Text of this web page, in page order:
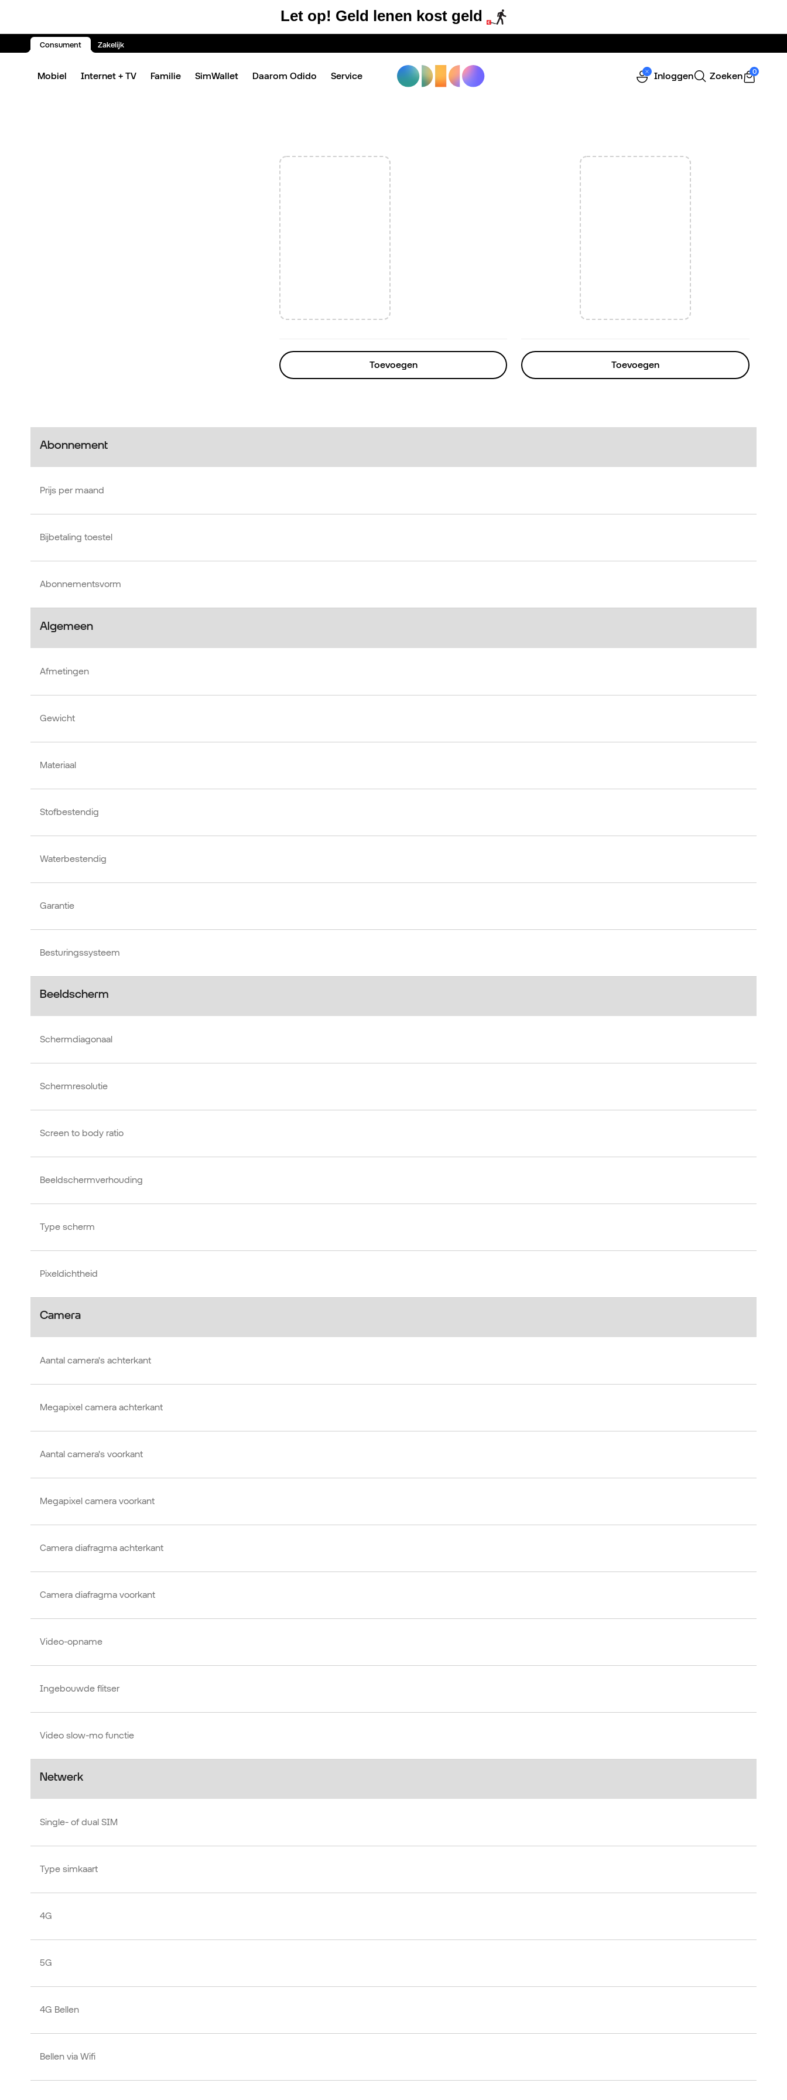
Let op! Geld lenen kost geld
Consument Zakelijk
Mobiel Internet + TV Familie SimWallet Daarom Odido Service Inloggen Zoeken 0
Toevoegen Toevoegen
Abonnement
Prijs per maand
Bijbetaling toestel
Abonnementsvorm
Algemeen
Afmetingen
Gewicht
Materiaal
Stofbestendig
Waterbestendig
Garantie
Besturingssysteem
Beeldscherm
Schermdiagonaal
Schermresolutie
Screen to body ratio
Beeldschermverhouding
Type scherm
Pixeldichtheid
Camera
Aantal camera's achterkant
Megapixel camera achterkant
Aantal camera's voorkant
Megapixel camera voorkant
Camera diafragma achterkant
Camera diafragma voorkant
Video-opname
Ingebouwde flitser
Video slow-mo functie
Netwerk
Single- of dual SIM
Type simkaart
4G
5G
4G Bellen
Bellen via Wifi